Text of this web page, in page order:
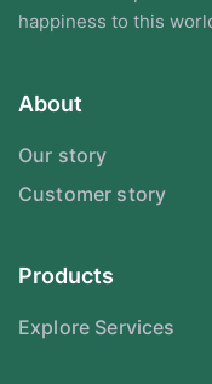
happiness to this
About
Our story
Customer story
Products
Explore Services